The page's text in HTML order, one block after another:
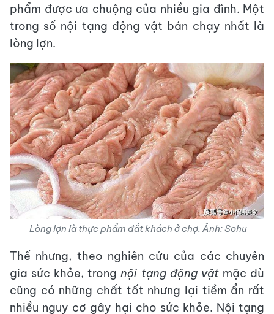
phẩm được ưa chuộng của nhiều gia đình. Một
trong số nội tạng động vật bán chạy nhất là
lòng lợn.
Lòng lợn là thực phẩm đắt khách ở chợ. Ảnh: Sohu
Thế nhưng, theo nghiên cứu của các chuyên
gia sức khỏe, trong nội tạng động vật mặc dù
cũng có những chất tốt nhưng lại tiềm ẩn rất
nhiều nguy cơ gây hại cho sức khỏe. Nội tạng